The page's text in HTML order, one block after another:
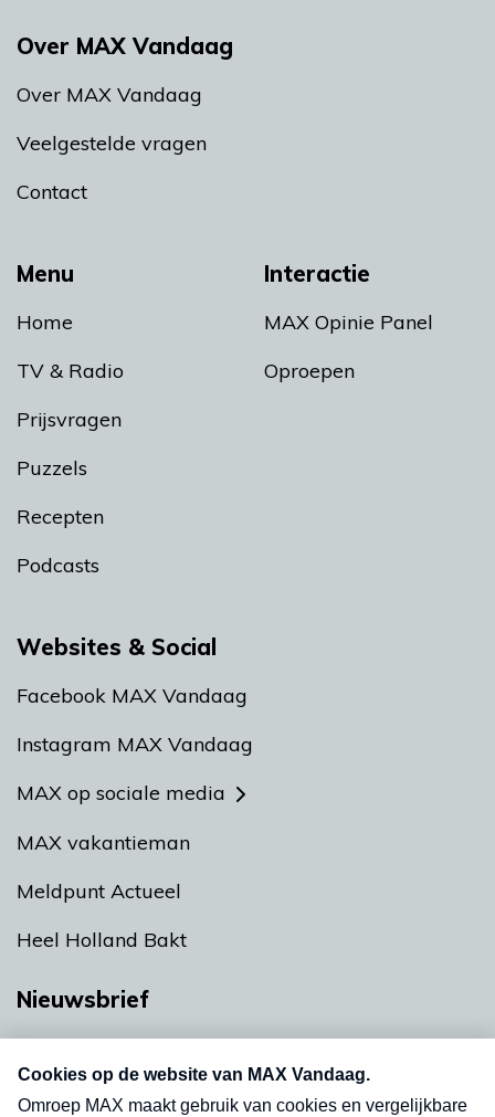
Menu
Home
TV & Radio
Prijsvragen
Puzzels
Recepten
Podcasts
Interactie
MAX Opinie Panel
Oproepen
Over MAX Vandaag
Over MAX Vandaag
Veelgestelde vragen
Contact
Websites & Social
Facebook MAX Vandaag
Instagram MAX Vandaag
MAX op sociale media
MAX vakantieman
Meldpunt Actueel
Heel Holland Bakt
Nieuwsbrief
nieuwsbrief. Elke vrijdag- en dinsdagochtend in
uw mailbox.